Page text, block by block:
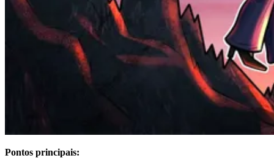
Pontos principais: